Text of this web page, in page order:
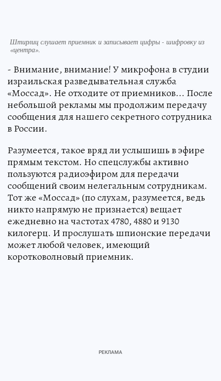
Штирлиц слушает приемник и записывает цифры - шифровку из
«центра».
- Внимание, внимание! У микрофона в студии
израильская разведывательная служба
«Моссад». Не отходите от приемников... После
небольшой рекламы мы продолжим передачу
сообщения для нашего секретного сотрудника
в России.
Разумеется, такое вряд ли услышишь в эфире
прямым текстом. Но спецслужбы активно
пользуются радиоэфиром для передачи
сообщений своим нелегальным сотрудникам.
Тот же «Моссад» (по слухам, разумеется, ведь
никто напрямую не признается) вещает
ежедневно на частотах 4780, 4880 и 9130
килогерц. И прослушать шпионские передачи
может любой человек, имеющий
коротковолновый приемник.